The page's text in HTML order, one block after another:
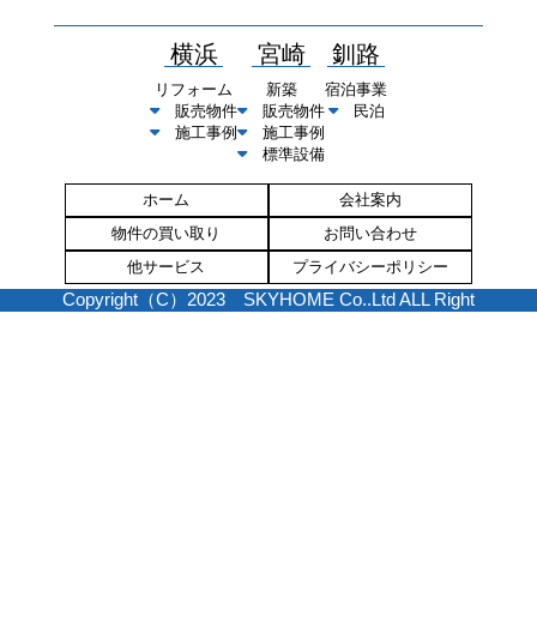
横浜
リフォーム
販売物件
施工事例
宮崎
新築
販売物件
施工事例
標準設備
釧路
宿泊事業
民泊
ホーム
会社案内
物件の買い取り
お問い合わせ
他サービス
プライバシーポリシー
Copyright（C）2023 SKYHOME Co..Ltd ALL Right